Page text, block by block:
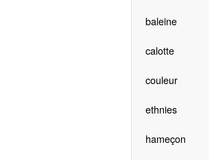
baleine
calotte
couleur
ethnies
hameçon